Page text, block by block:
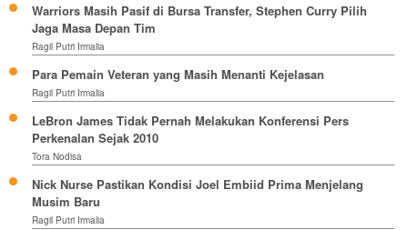
Warriors Masih Pasif di Bursa Transfer, Stephen Curry Pilih
Jaga Masa Depan Tim
Ragil Putri Irmalia
Para Pemain Veteran yang Masih Menanti Kejelasan
Ragil Putri Irmalia
LeBron James Tidak Pernah Melakukan Konferensi Pers
Perkenalan Sejak 2010
Tora Nodisa
Nick Nurse Pastikan Kondisi Joel Embiid Prima Menjelang
Musim Baru
Ragil Putri Irmalia